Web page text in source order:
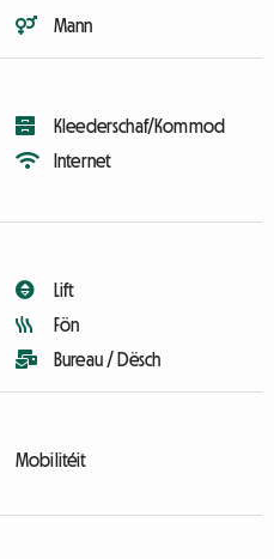
Mann
Kleederschaf/Kommod
Internet
Lift
Fön
Bureau / Dësch
Mobilitéit